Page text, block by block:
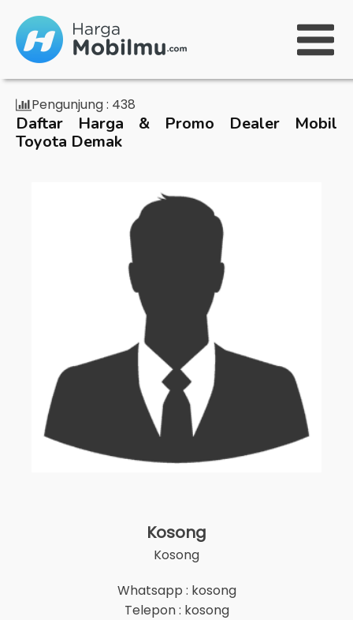
Pengunjung : 438
Daftar Harga & Promo Dealer Mobil
Toyota Demak
Kosong
Kosong
Whatsapp : kosong
Telepon : kosong